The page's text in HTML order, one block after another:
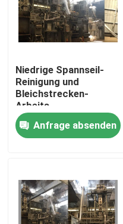
Produkte
Über uns
Niedrige Spannseil-
Reinigung und
Bleichstrecken-
Arbeits-
energiesparende 1-
jährige Garantie
Anfrage absenden